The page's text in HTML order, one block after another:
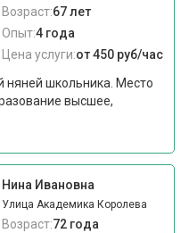
Возраст:67 лет
Опыт:4 года
Цена услуги:от 450 руб/час
школьника. Место
высшее,
Нина Ивановна
Улица Академика Королева
Возраст:72 года